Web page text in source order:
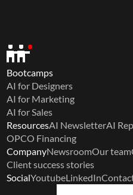
Bootcamps
AI for Designers
AI for Marketing
AI for Sales
ResourcesAI NewsletterAI
OPCO Financing
CompanyNewsroomOur team
Client success stories
SocialYoutubeLinkedIn